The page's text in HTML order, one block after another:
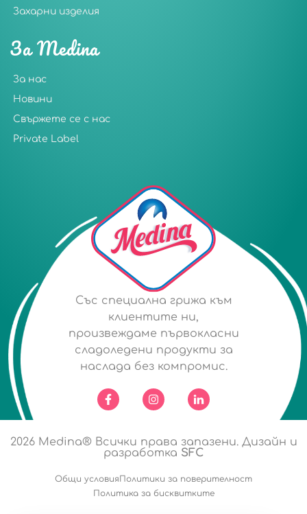
Със специална грижа към
клиентите ни,
произвеждаме първокласни
сладоледени продукти за
наслада без компромис.
За Medina
За нас
Новини
Свържете се с нас
Private Label
Захарни изделия
2026Medina® Всички права запазени. Дизайн и
разработка SFC
Общи условияПолитики за поверителност
Политика за бисквитките